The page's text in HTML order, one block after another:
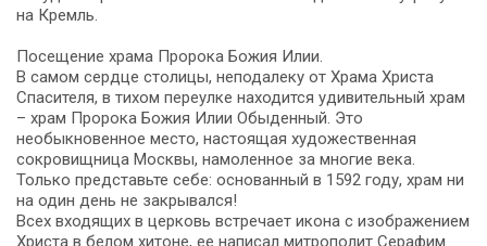
на Кремль.
Посещение храма Пророка Божия Илии.
В самом сердце столицы, неподалеку от Храма Христа
Спасителя, в тихом переулке находится удивительный храм
– храм Пророка Божия Илии Обыденный. Это
необыкновенное место, настоящая художественная
сокровищница Москвы, намоленное за многие века.
Только представьте себе: основанный в 1592 году, храм ни
на один день не закрывался!
Всех входящих в церковь встречает икона с изображением
Христа в белом хитоне, ее написал митрополит Серафим